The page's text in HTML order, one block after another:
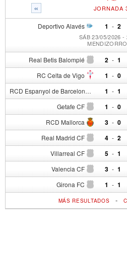
« JORNADA
Deportivo Alavés 1 - 2
SÁB 23/05/2026 -
Real Betis Balompié 2 - 1
RC Celta de Vigo 1 - 0
RCD Espanyol de Barcelona 1 - 1
Getafe CF 1 - 0
RCD Mallorca 3 - 0
Real Madrid CF 4 - 2
Villarreal CF 5 - 1
Valencia CF 3 - 1
Girona FC 1 - 1
MÁS RESULTADOS -